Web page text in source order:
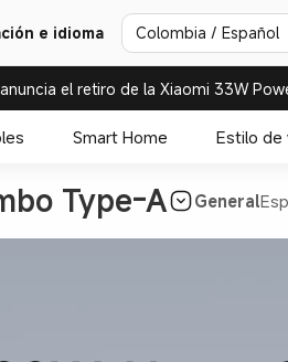
e idioma Colombia / Español
el retiro de la Xiaomi 33W
Smart Home Estilo de
Type-A General